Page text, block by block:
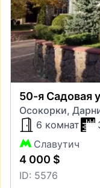
50-я Садовая
Осокорки,
6 комнат
Славутич
4 000 $
ID: 5576